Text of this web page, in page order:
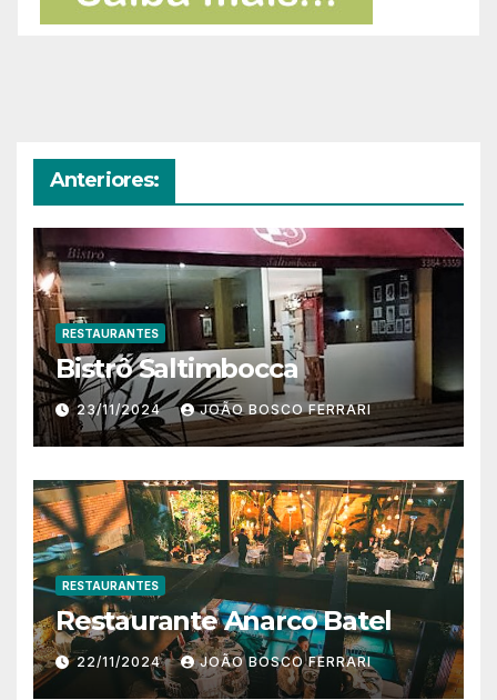
Anteriores:
RESTAURANTES
Bistrô Saltimbocca
23/11/2024 JOÃO BOSCO FERRARI
RESTAURANTES
Restaurante Anarco Batel
22/11/2024 JOÃO BOSCO FERRARI